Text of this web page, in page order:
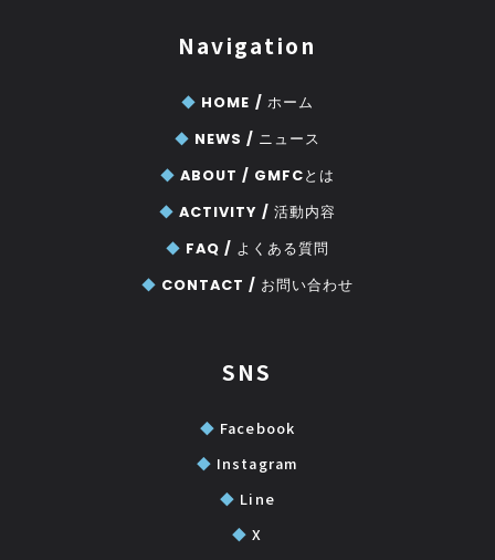
Navigation
◆ HOME / ホーム
◆ NEWS / ニュース
◆ ABOUT / GMFCとは
◆ ACTIVITY / 活動内容
◆ FAQ / よくある質問
◆ CONTACT / お問い合わせ
SNS
◆ Facebook
◆ Instagram
◆ Line
◆ X